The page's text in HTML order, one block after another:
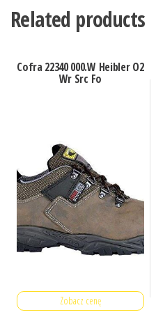
Related products
Cofra 22340 000.W Heibler O2
Wr Src Fo
Zobacz cenę